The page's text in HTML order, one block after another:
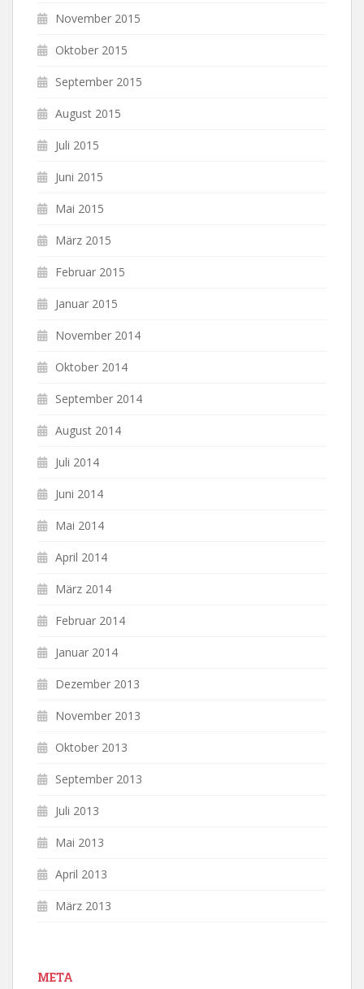
November 2015
Oktober 2015
September 2015
August 2015
Juli 2015
Juni 2015
Mai 2015
März 2015
Februar 2015
Januar 2015
November 2014
Oktober 2014
September 2014
August 2014
Juli 2014
Juni 2014
Mai 2014
April 2014
März 2014
Februar 2014
Januar 2014
Dezember 2013
November 2013
Oktober 2013
September 2013
Juli 2013
Mai 2013
April 2013
März 2013
META